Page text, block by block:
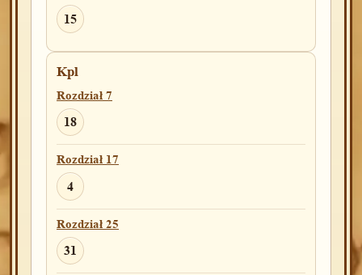
15
Kpl
Rozdział 7
18
Rozdział 17
4
Rozdział 25
31